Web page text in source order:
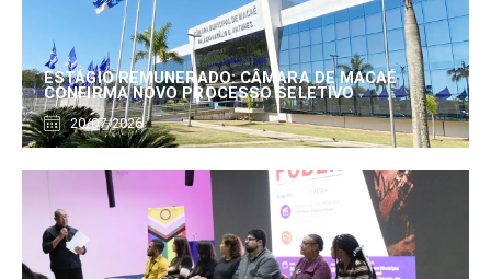
ESTÁGIO REMUNERADO: CÂMARA DE MACAÉ
CONFIRMA NOVO PROCESSO SELETIVO
20/07/2026